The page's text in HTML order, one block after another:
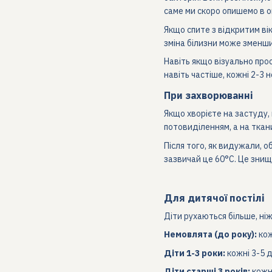
саме ми скоро опишемо в
Якщо спите з відкритим
зміна білизни може
Навіть якщо візуально
навіть частіше, кожні 2-3
При захворюванні
Якщо хворієте на
потовиділенням, а на
Після того, як видужали,
зазвичай це 60°C. Це
Для дитячої постілі
Діти рухаються більше,
Немовлята (до року):
Діти 1-3 роки:кожні 3-5